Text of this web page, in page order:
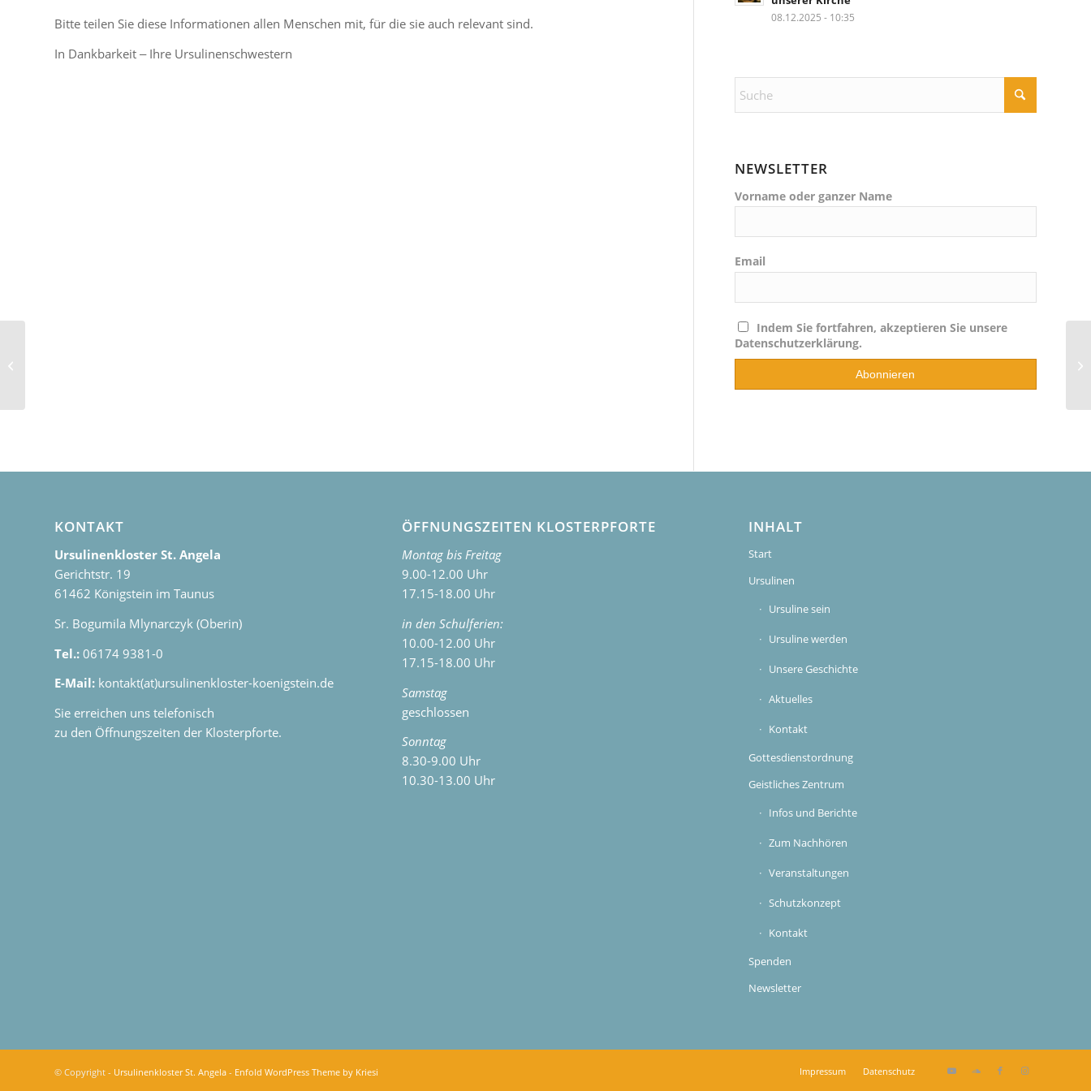
Bitte teilen Sie diese Informationen allen Menschen mit, für die sie auch relevant sind.
In Dankbarkeit ‒ Ihre Ursulinenschwestern
08.12.2025 - 10:35
NEWSLETTER
Vorname oder ganzer Name
Email
Indem Sie fortfahren, akzeptieren Sie unsere
Datenschutzerklärung.
KONTAKT
Ursulinenkloster St. Angela
Gerichtstr. 19
61462 Königstein im Taunus
Sr. Bogumila Mlynarczyk (Oberin)
Tel.: 06174 9381-0
E-Mail: kontakt(at)ursulinenkloster-koenigstein.de
Sie erreichen uns telefonisch
zu den Öffnungszeiten der Klosterpforte.
ÖFFNUNGSZEITEN KLOSTERPFORTE
Montag bis Freitag
9.00-12.00 Uhr
17.15-18.00 Uhr
in den Schulferien:
10.00-12.00 Uhr
17.15-18.00 Uhr
Samstag
geschlossen
Sonntag
8.30-9.00 Uhr
10.30-13.00 Uhr
INHALT
Start
Ursulinen
Ursuline sein
Ursuline werden
Unsere Geschichte
Aktuelles
Kontakt
Gottesdienstordnung
Geistliches Zentrum
Infos und Berichte
Zum Nachhören
Veranstaltungen
Schutzkonzept
Kontakt
Spenden
Newsletter
© Copyright - Ursulinenkloster St. Angela - Enfold WordPress Theme by Kriesi Impressum Datenschutz